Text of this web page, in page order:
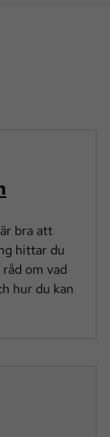
bra att
hittar du
om vad
hur du kan